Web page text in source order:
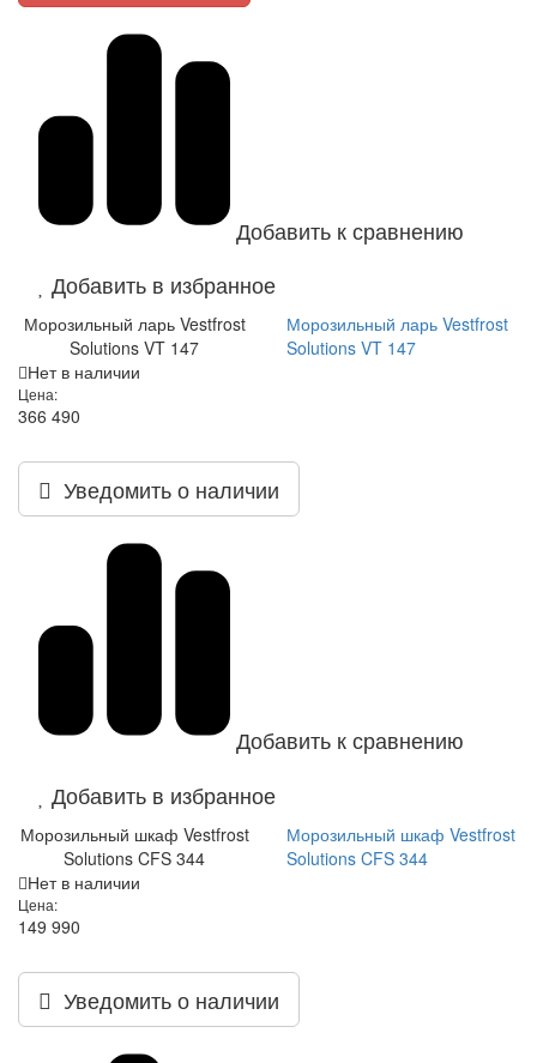
Добавить к сравнению
Добавить в избранное
Морозильный ларь Vestfrost
Solutions VT 147
Морозильный ларь Vestfrost
Solutions VT 147
Нет в наличии
Цена:
366 490
Уведомить о наличии
Добавить к сравнению
Добавить в избранное
Морозильный шкаф Vestfrost
Solutions CFS 344
Морозильный шкаф Vestfrost
Solutions CFS 344
Нет в наличии
Цена:
149 990
Уведомить о наличии